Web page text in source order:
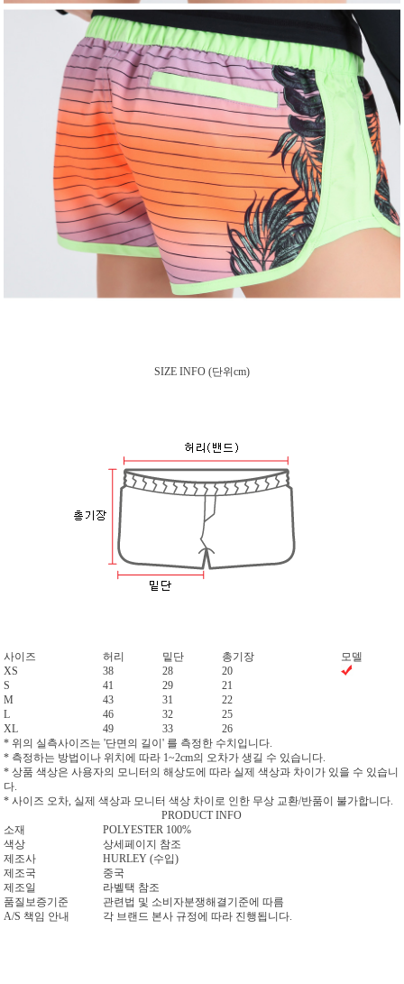
SIZE INFO (단위cm)
사이즈 허리 밑단 총기장
모델
XS
38 28
20
S
41 29
21
M
43 31
22
L
46 32
25
XL
49 33
26
* 위의 실측사이즈는 '단면의 길이' 를 측정한 수치입니다.
* 측정하는 방법이나 위치에 따라 1~2cm의 오차가 생길 수 있습니다.
* 상품 색상은 사용자의 모니터의 해상도에 따라 실제 색상과 차이가 있을 수 있습니
다.
* 사이즈 오차, 실제 색상과 모니터 색상 차이로 인한 무상 교환/반품이 불가합니다.
PRODUCT INFO
소재
POLYESTER 100%
색상
상세페이지 참조
제조사
HURLEY (수입)
제조국
중국
제조일
라벨택 참조
품질보증기준
관련법 및 소비자분쟁해결기준에 따름
A/S 책임 안내
각 브랜드 본사 규정에 따라 진행됩니다.